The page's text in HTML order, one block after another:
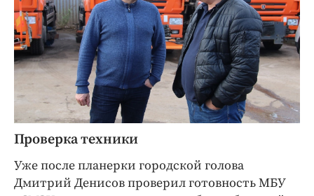
Проверка техники
Уже после планерки городской голова
Дмитрий Денисов проверил готовность МБУ